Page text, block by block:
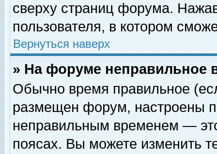
сверху страниц форума.
пользователя, в котором
Вернуться наверх
» На форуме неправильное
Обычно время правильное
размещен форум, настроены
неправильным временем —
поясах. Вы можете изменить